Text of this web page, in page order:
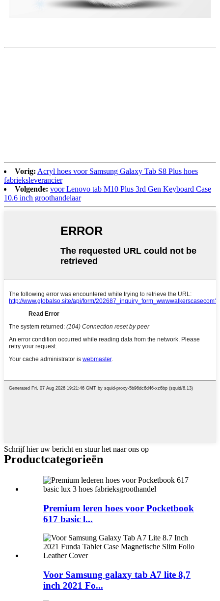
Vorig: Acryl hoes voor Samsung Galaxy Tab S8 Plus hoes
fabrieksleverancier
Volgende: voor Lenovo tab M10 Plus 3rd Gen Keyboard Case
10.6 inch groothandelaar
Schrijf hier uw bericht en stuur het naar ons op
Productcategorieën
Premium leren hoes voor Pocketbook
617 basic l...
Voor Samsung galaxy tab A7 lite 8,7
inch 2021 Fo...